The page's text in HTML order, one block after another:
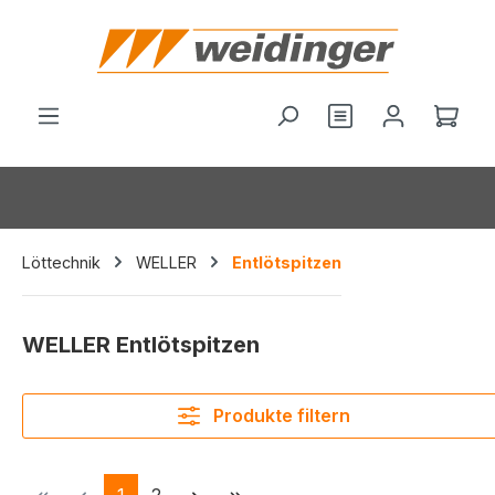
springen
Löttechnik WELLER Entlötspitzen
WELLER Entlötspitzen
Produkte filtern